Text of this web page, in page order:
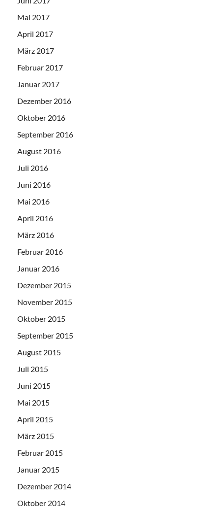
Mai 2017
April 2017
März 2017
Februar 2017
Januar 2017
Dezember 2016
Oktober 2016
September 2016
August 2016
Juli 2016
Juni 2016
Mai 2016
April 2016
März 2016
Februar 2016
Januar 2016
Dezember 2015
November 2015
Oktober 2015
September 2015
August 2015
Juli 2015
Juni 2015
Mai 2015
April 2015
März 2015
Februar 2015
Januar 2015
Dezember 2014
Oktober 2014